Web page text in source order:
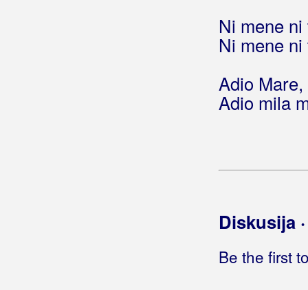
Ni mene
Ni mene
Adio
Adio mila
Diskusija
Be the first